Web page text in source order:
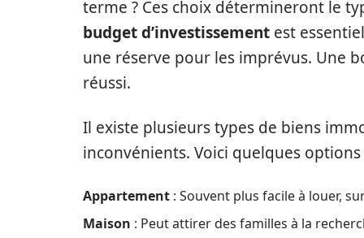
terme ? Ces choix détermineront le
budget d’investissement est
une réserve pour les imprévus. Une
réussi.
Il existe plusieurs types de biens
inconvénients. Voici quelques
Appartement : Souvent plus facile à louer,
Maison : Peut attirer des familles à la